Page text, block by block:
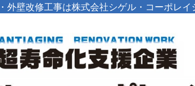
外壁改修工事は株式会社シゲル・コーポレイ